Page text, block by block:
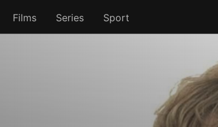
Films Series Sport